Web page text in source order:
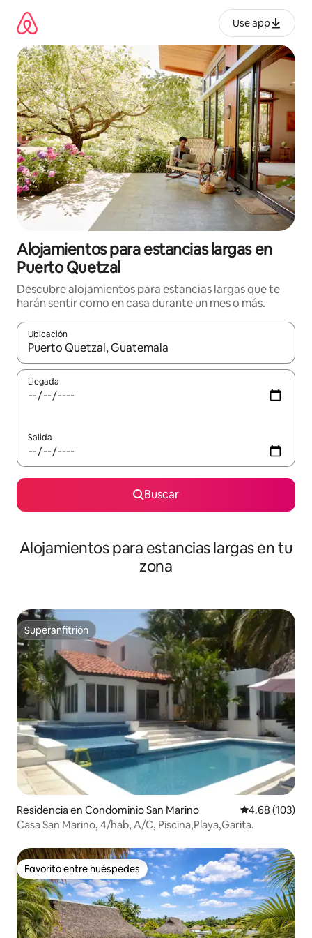
contenido
Use app
Alojamientos para estancias largas en
Puerto Quetzal
Descubre alojamientos para estancias largas que te
harán sentir como en casa durante un mes o más.
Ubicación
Cuando los resultados estén disponibles, podrás navegar
Llegada
Salida
Buscar
Alojamientos para estancias largas en tu
zona
Superanfitrión
Superanfitrión
Residencia en Condominio San Marino Calificación
4.68 (103)
Casa San Marino, 4/hab, A/C, Piscina,Playa,Garita.
Favorito entre huéspedes
Favorito entre huéspedes